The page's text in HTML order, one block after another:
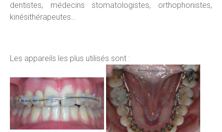
dentistes, médecins stomatologistes, orthophonistes,
kinésithérapeutes…
Les appareils les plus utilisés sont :